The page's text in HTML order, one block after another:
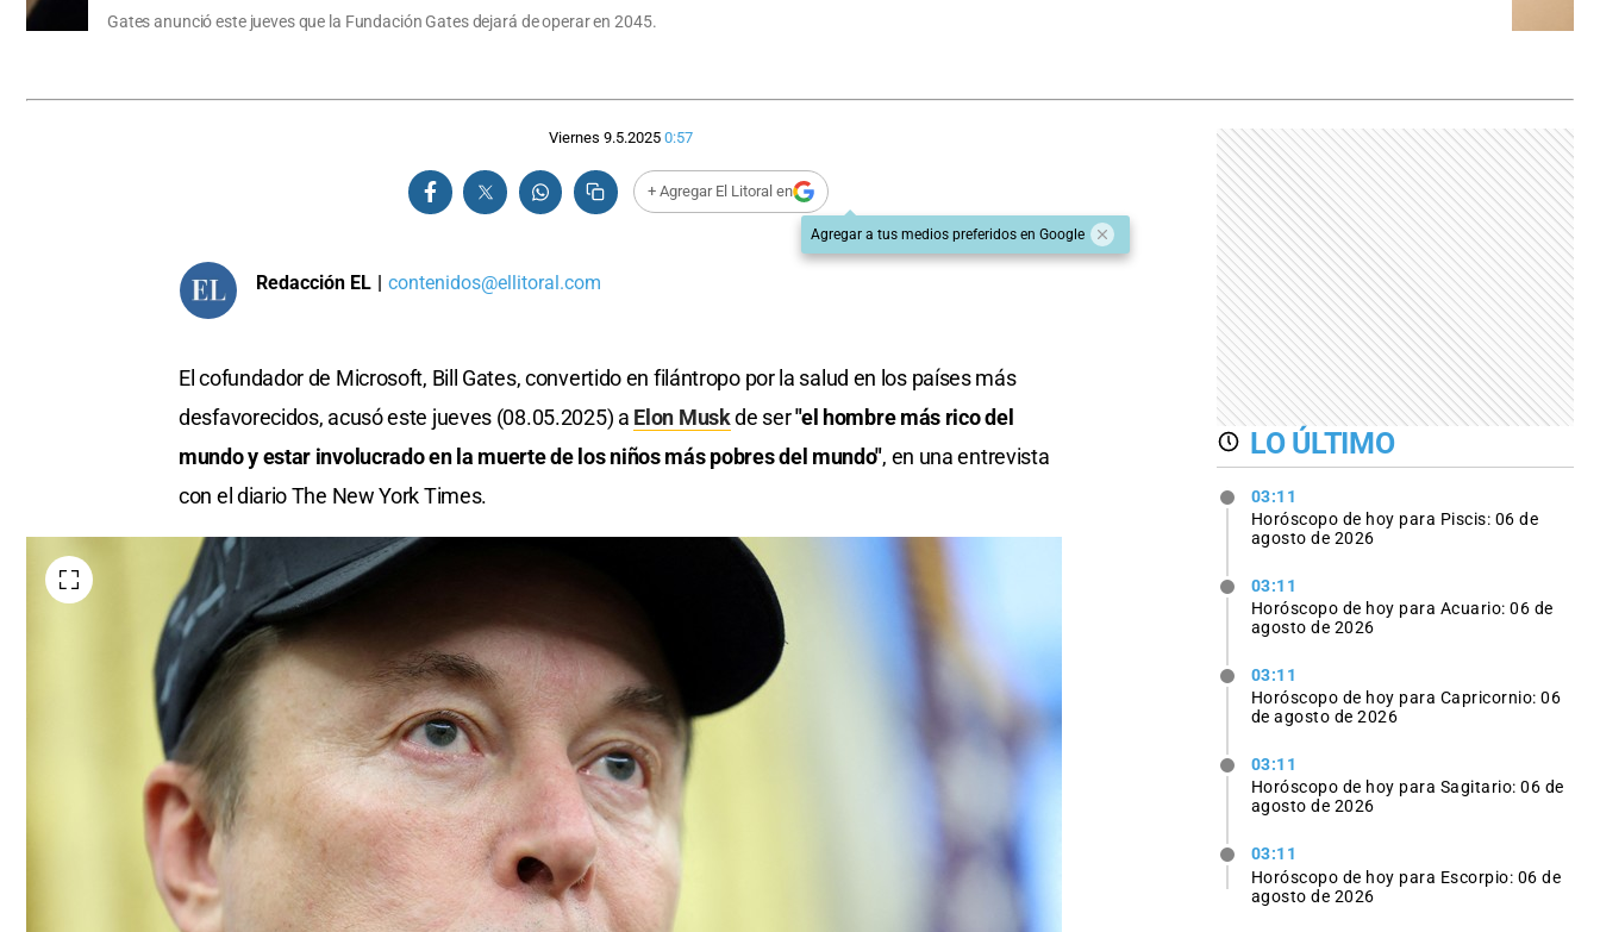
Gates anunció este jueves que la Fundación Gates dejará de operar en 2045.
Viernes 9.5.2025 0:57
+ Agregar El Litoral en
Agregar a tus medios preferidos en Google
Redacción EL | contenidos@ellitoral.com
El cofundador de Microsoft, Bill Gates, convertido en filántropo por la salud en los países más
desfavorecidos, acusó este jueves (08.05.2025) a Elon Muskde ser"el hombre más rico del
mundo y estar involucrado en la muerte de los niños más pobres del mundo", en una entrevista
con el diario The New York Times.
LO ÚLTIMO
03:11
Horóscopo de hoy para Piscis: 06 de
agosto de 2026
03:11
Horóscopo de hoy para Acuario: 06 de
agosto de 2026
03:11
Horóscopo de hoy para Capricornio: 06
de agosto de 2026
03:11
Horóscopo de hoy para Sagitario: 06 de
agosto de 2026
03:11
Horóscopo de hoy para Escorpio: 06 de
agosto de 2026